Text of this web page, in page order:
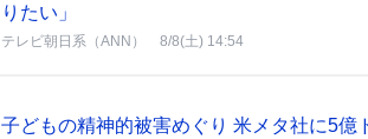
りたい」
テレビ朝日系（ANN） 8/8(土) 14:54
子どもの精神的被害めぐり 米メタ社に5億